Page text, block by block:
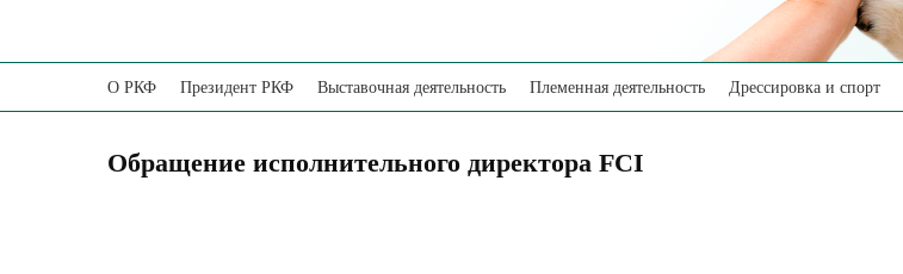
О РКФ Президент РКФ Выставочная деятельность Племенная деятельность Дрессировка и спорт
Обращение исполнительного директора FCI